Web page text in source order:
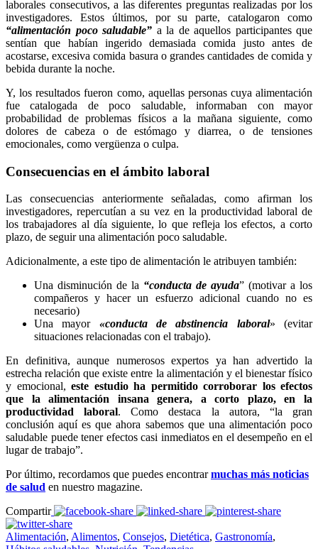
laborales consecutivos, a las diferentes preguntas realizadas por los
investigadores. Estos últimos, por su parte, catalogaron como
“alimentación poco saludable” a la de aquellos participantes que
sentían que habían ingerido demasiada comida justo antes de
acostarse, excesiva comida basura o grandes cantidades de comida y
bebida durante la noche.
Y, los resultados fueron como, aquellas personas cuya alimentación
fue catalogada de poco saludable, informaban con mayor
probabilidad de problemas físicos a la mañana siguiente, como
dolores de cabeza o de estómago y diarrea, o de tensiones
emocionales, como vergüenza o culpa.
Consecuencias en el ámbito laboral
Las consecuencias anteriormente señaladas, como afirman los
investigadores, repercutían a su vez en la productividad laboral de
los trabajadores al día siguiente, lo que refleja los efectos, a corto
plazo, de seguir una alimentación poco saludable.
Adicionalmente, a este tipo de alimentación le atribuyen también:
Una disminución de la “conducta de ayuda” (motivar a los
compañeros y hacer un esfuerzo adicional cuando no es
necesario)
Una mayor «conducta de abstinencia laboral» (evitar
situaciones relacionadas con el trabajo).
En definitiva, aunque numerosos expertos ya han advertido la
estrecha relación que existe entre la alimentación y el bienestar físico
y emocional, este estudio ha permitido corroborar los efectos
que la alimentación insana genera, a corto plazo, en la
productividad
laboral. Como destaca la autora, “la gran
conclusión aquí es que ahora sabemos que una alimentación poco
saludable puede tener efectos casi inmediatos en el desempeño en el
lugar de trabajo”.
Por último, recordamos que puedes encontrarmuchas más noticias
de salud en nuestro magazine.
Compartir
Alimentación, Alimentos, Consejos, Dietética, Gastronomía,